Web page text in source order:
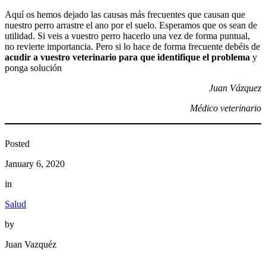
Aquí os hemos dejado las causas más frecuentes que causan que
nuestro perro arrastre el ano por el suelo. Esperamos que os sean de
utilidad. Si veis a vuestro perro hacerlo una vez de forma puntual,
no revierte importancia. Pero si lo hace de forma frecuente debéis de
acudir a vuestro veterinario para que identifique el problema y
ponga solución
Juan Vázquez
Médico veterinario
Posted
January 6, 2020
in
Salud
by
Juan Vazquéz